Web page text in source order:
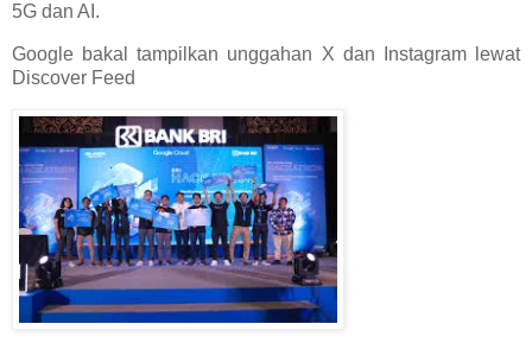
5G dan AI.
Google bakal tampilkan unggahan X dan Instagram lewat
Discover Feed